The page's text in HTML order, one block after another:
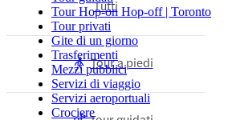
Tour Hop-on Hop-off | Toronto
Tour privati
Gite di un giorno
Trasferimenti
Mezzi pubblici
Servizi di viaggio
Servizi aeroportuali
Crociere
Tutti
Tour a piedi